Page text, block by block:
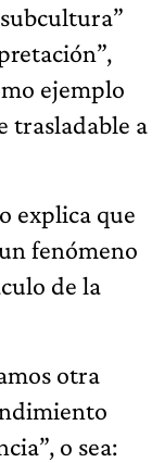
ejemplo
trasladable a
explica que
fenómeno
de la
otra
o sea: